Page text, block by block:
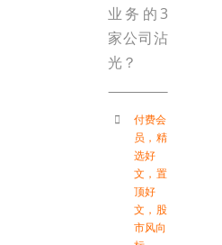
业务的3
家公司沾
光？
付费会
员 ， 精
选好
文 ， 置
顶好
文 ， 股
市风向